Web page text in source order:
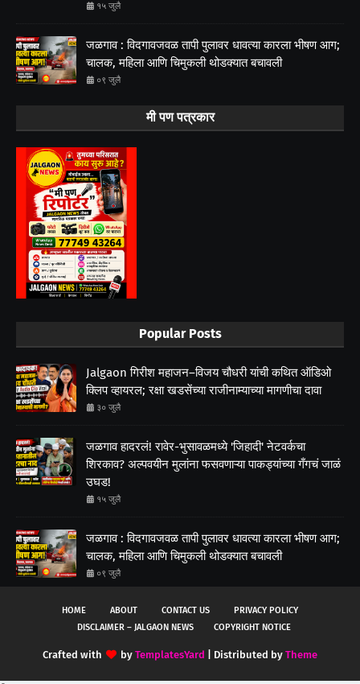
१५ जुलै
जळगाव : विदगावजवळ तापी पुलावर धावत्या कारला भीषण आग;
चालक, महिला आणि चिमुकली थोडक्यात बचावली
०९ जुलै
मी पण पत्रकार
Popular Posts
Jalgaon गिरीश महाजन–विजय चौधरी यांची कथित ऑडिओ
क्लिप व्हायरल; रक्षा खडसेंच्या राजीनाम्याच्या मागणीचा दावा
३० जुलै
जळगाव हादरलं! रावेर-भुसावळमध्ये 'जिहादी' नेटवर्कचा
शिरकाव? अल्पवयीन मुलांना फसवणाऱ्या पाकड्यांच्या गँगचं जाळं
उघड!
१५ जुलै
जळगाव : विदगावजवळ तापी पुलावर धावत्या कारला भीषण आग;
चालक, महिला आणि चिमुकली थोडक्यात बचावली
०९ जुलै
HOME ABOUT CONTACT US
PRIVACY POLICY
DISCLAIMER – JALGAON NEWS
COPYRIGHT NOTICE
Crafted with by TemplatesYard | Distributed by Theme